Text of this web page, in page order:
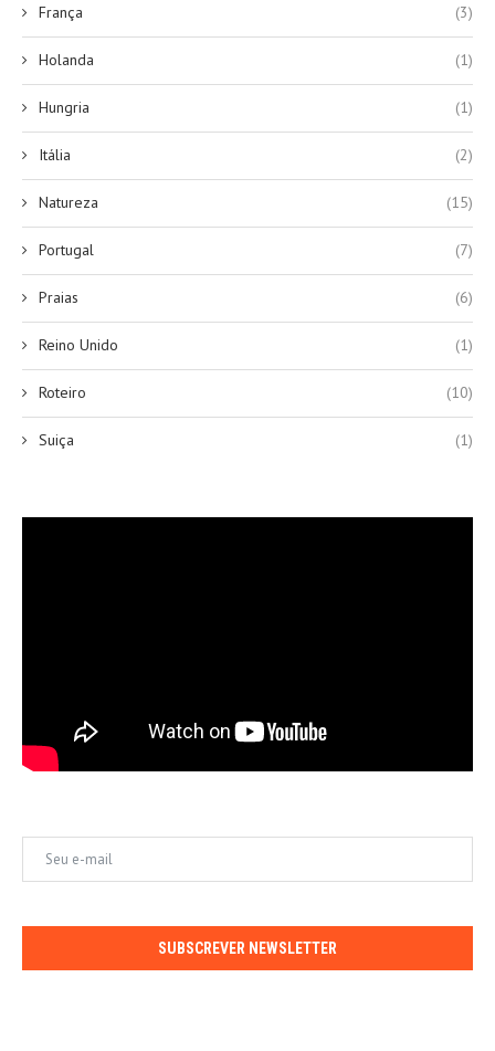
França (3)
Holanda (1)
Hungria (1)
Itália (2)
Natureza (15)
Portugal (7)
Praias (6)
Reino Unido (1)
Roteiro (10)
Suiça (1)
SUBSCREVER NEWSLETTER